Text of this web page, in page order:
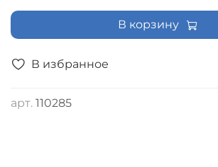
В избранное
арт. 110285
В корзину